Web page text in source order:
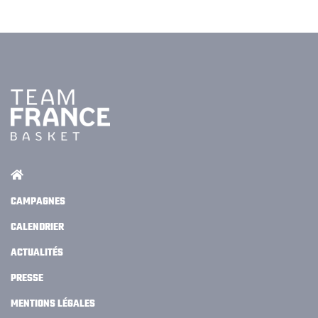
CAMPAGNES
CALENDRIER
ACTUALITÉS
PRESSE
MENTIONS LÉGALES